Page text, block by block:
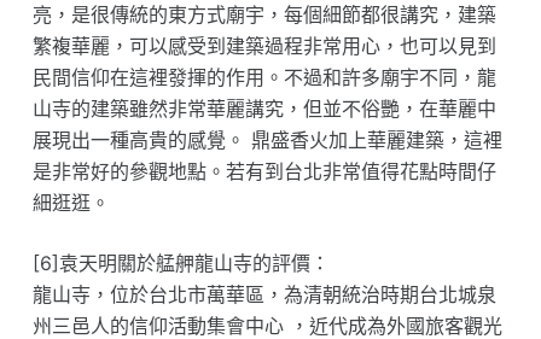
亮，是很傳統的東方式廟宇，每個細節都很講究，建築
繁複華麗，可以感受到建築過程非常用心，也可以見到
民間信仰在這裡發揮的作用。不過和許多廟宇不同，龍
山寺的建築雖然非常華麗講究，但並不俗艷，在華麗中
展現出一種高貴的感覺。 鼎盛香火加上華麗建築，這裡
是非常好的參觀地點。若有到台北非常值得花點時間仔
細逛逛。
[6]袁天明關於艋舺龍山寺的評價：
龍山寺，位於台北市萬華區，為清朝統治時期台北城泉
州三邑人的信仰活動集會中心 ，近代成為外國旅客觀光